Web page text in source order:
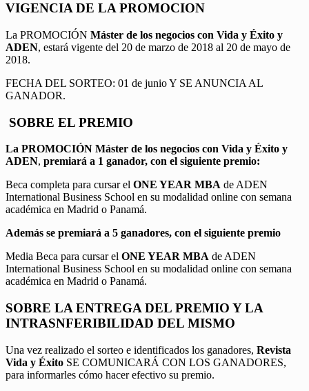
VIGENCIA DE LA PROMOCION
La PROMOCIÓN Máster de los negocios con Vida y Éxito y
ADEN, estará vigente del 20 de marzo de 2018 al 20 de mayo de
2018.
FECHA DEL SORTEO: 01 de junio Y SE ANUNCIA AL
GANADOR.
SOBRE EL PREMIO
La PROMOCIÓN Máster de los negocios con Vida y Éxito y
ADEN, premiará a 1 ganador, con el siguiente premio:
Beca completa para cursar el ONE YEAR MBA de ADEN
International Business School en su modalidad online con semana
académica en Madrid o Panamá.
Además se premiará a 5 ganadores, con el siguiente premio
Media Beca para cursar el ONE YEAR MBA de ADEN
International Business School en su modalidad online con semana
académica en Madrid o Panamá.
SOBRE LA ENTREGA DEL PREMIO Y LA
INTRASNFERIBILIDAD DEL MISMO
Una vez realizado el sorteo e identificados los ganadores, Revista
Vida y Éxito SE COMUNICARÁ CON LOS GANADORES,
para informarles cómo hacer efectivo su premio.